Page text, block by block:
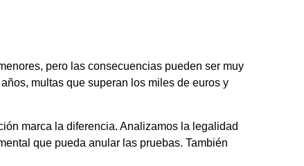
pero las consecuencias pueden ser muy
multas que superan los miles de euros y
marca la diferencia. Analizamos la legalidad
que pueda anular las pruebas. También